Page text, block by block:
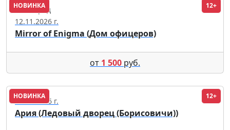
НОВИНКА 12+
Волгоград
12.11.2026 г.
Mirror of Enigma (Дом офицеров)
от 1 500 руб.
НОВИНКА 12+
02.10.2026 г.
Ария (Ледовый дворец (Борисовичи))